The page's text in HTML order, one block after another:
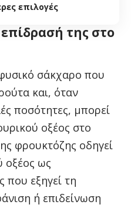
επιλογές
της στο
σάκχαρο που
και, όταν
ποσότητες, μπορεί
οξέος στο
φρουκτόζης οδηγεί
οξέος ως
που εξηγεί τη
ή επιδείνωση